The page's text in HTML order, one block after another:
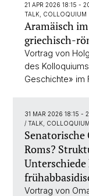
21 APR 2026 18:15 -
TALK, COLLOQUIUM
Aramäisch
griechisch-
Vortrag von
des
Geschichte» im
31 MAR 2026 18:15 -
/ TALK, COLLOQUIUM
Senatorische
Roms?
Vortrag von